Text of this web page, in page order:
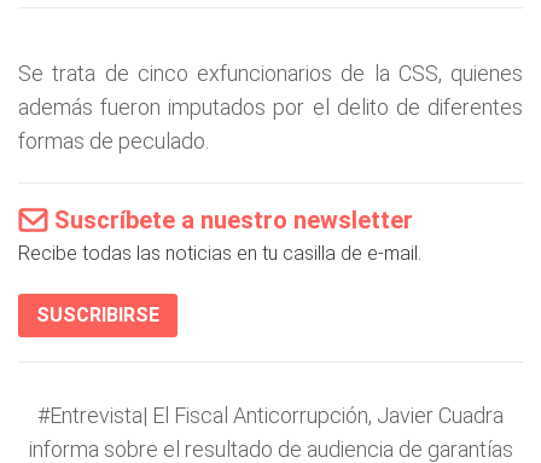
Se trata de cinco exfuncionarios de la CSS, quienes
además fueron imputados por el delito de diferentes
formas de peculado.
Suscríbete a nuestro newsletter
Recibe todas las noticias en tu casilla de e-mail.
SUSCRIBIRSE
#Entrevista| El Fiscal Anticorrupción, Javier Cuadra
informa sobre el resultado de audiencia de garantías